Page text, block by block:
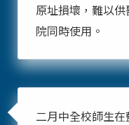
原址損壞，難以
院同時使用。
二月中全校師生